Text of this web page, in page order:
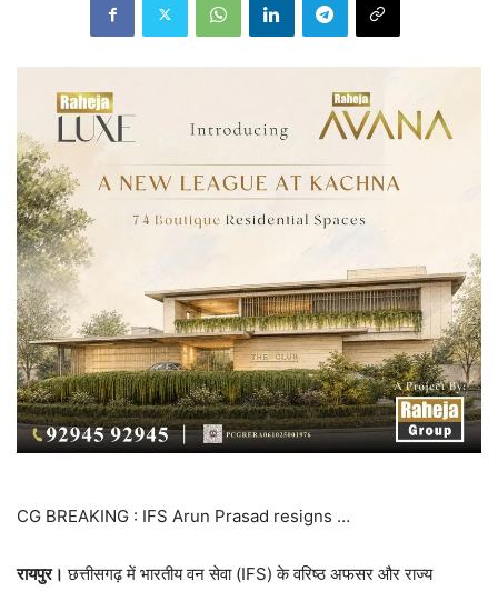
CG BREAKING : IFS Arun Prasad resigns …
रायपुर। छत्तीसगढ़ में भारतीय वन सेवा (IFS) के वरिष्ठ अफसर और राज्य